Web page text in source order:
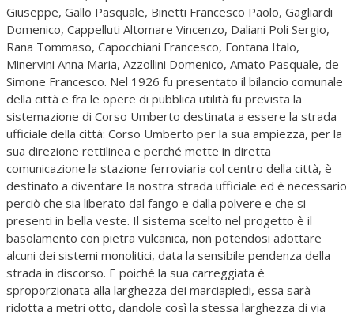
Giuseppe, Gallo Pasquale, Binetti Francesco Paolo, Gagliardi
Domenico, Cappelluti Altomare Vincenzo, Daliani Poli Sergio,
Rana Tommaso, Capocchiani Francesco, Fontana Italo,
Minervini Anna Maria, Azzollini Domenico, Amato Pasquale, de
Simone Francesco. Nel 1926 fu presentato il bilancio comunale
della città e fra le opere di pubblica utilità fu prevista la
sistemazione di Corso Umberto destinata a essere la strada
ufficiale della città: Corso Umberto per la sua ampiezza, per la
sua direzione rettilinea e perché mette in diretta
comunicazione la stazione ferroviaria col centro della città, è
destinato a diventare la nostra strada ufficiale ed è necessario
perciò che sia liberato dal fango e dalla polvere e che si
presenti in bella veste. Il sistema scelto nel progetto è il
basolamento con pietra vulcanica, non potendosi adottare
alcuni dei sistemi monolitici, data la sensibile pendenza della
strada in discorso. E poiché la sua carreggiata è
sproporzionata alla larghezza dei marciapiedi, essa sarà
ridotta a metri otto, dandole così la stessa larghezza di via